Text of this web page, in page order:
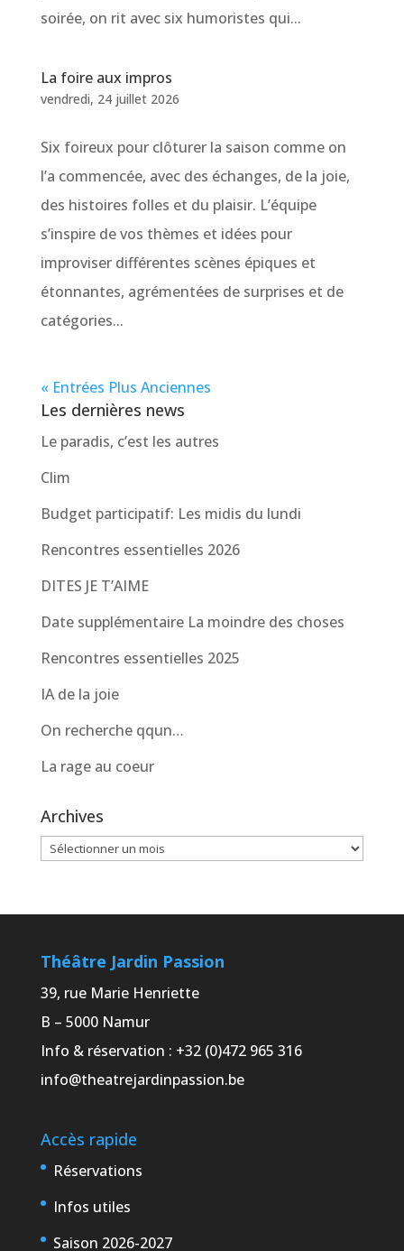
soirée, on rit avec six humoristes qui...
La foire aux impros
vendredi, 24 juillet 2026
Six foireux pour clôturer la saison comme on
l’a commencée, avec des échanges, de la joie,
des histoires folles et du plaisir. L’équipe
s’inspire de vos thèmes et idées pour
improviser différentes scènes épiques et
étonnantes, agrémentées de surprises et de
catégories...
« Entrées Plus Anciennes
Les dernières news
Le paradis, c’est les autres
Clim
Budget participatif: Les midis du lundi
Rencontres essentielles 2026
DITES JE T’AIME
Date supplémentaire La moindre des choses
Rencontres essentielles 2025
IA de la joie
On recherche qqun…
La rage au coeur
Archives
Archives
Théâtre Jardin Passion
39, rue Marie Henriette
B – 5000 Namur
Info & réservation : +32 (0)472 965 316
info@theatrejardinpassion.be
Accès rapide
Réservations
Infos utiles
Saison 2026-2027